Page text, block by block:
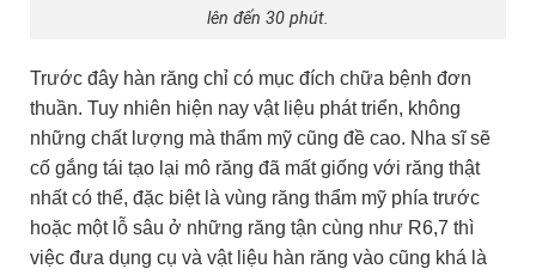
lên đến 30 phút.
Trước đây hàn răng chỉ có mục đích chữa bệnh đơn
thuần. Tuy nhiên hiện nay vật liệu phát triển, không
những chất lượng mà thẩm mỹ cũng đề cao. Nha sĩ sẽ
cố gắng tái tạo lại mô răng đã mất giống với răng thật
nhất có thể, đặc biệt là vùng răng thẩm mỹ phía trước
hoặc một lỗ sâu ở những răng tận cùng như R6,7 thì
việc đưa dụng cụ và vật liệu hàn răng vào cũng khá là